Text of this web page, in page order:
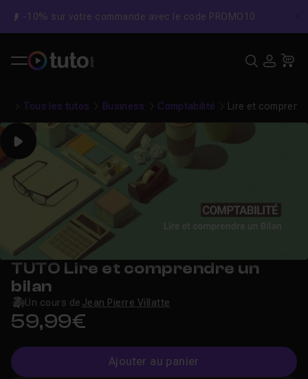
-10% sur votre commande avec le code PROMO10
Tous les tutos Business Comptabilité Lire et
Play
TUTO Lire et comprendre un
bilan
Un cours de Jean Pierre Villatte
59,99€
Ajouter au panier